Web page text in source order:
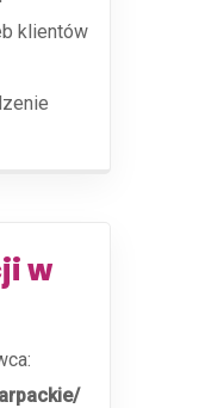
klientów
w